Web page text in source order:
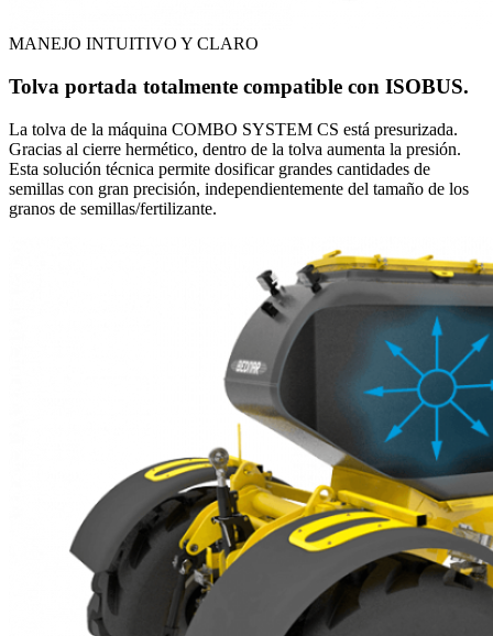
MANEJO INTUITIVO Y CLARO
Tolva portada totalmente compatible con ISOBUS.
La tolva de la máquina COMBO SYSTEM CS está presurizada.
Gracias al cierre hermético, dentro de la tolva aumenta la presión.
Esta solución técnica permite dosificar grandes cantidades de
semillas con gran precisión, independientemente del tamaño de los
granos de semillas/fertilizante.